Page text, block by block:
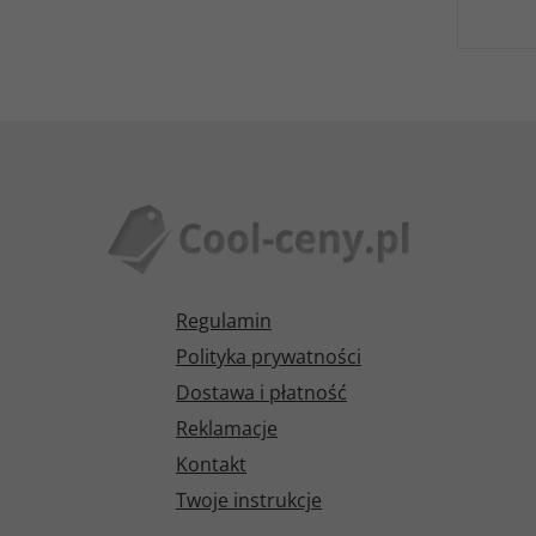
Regulamin
Polityka prywatności
Dostawa i płatność
Reklamacje
Kontakt
Twoje instrukcje